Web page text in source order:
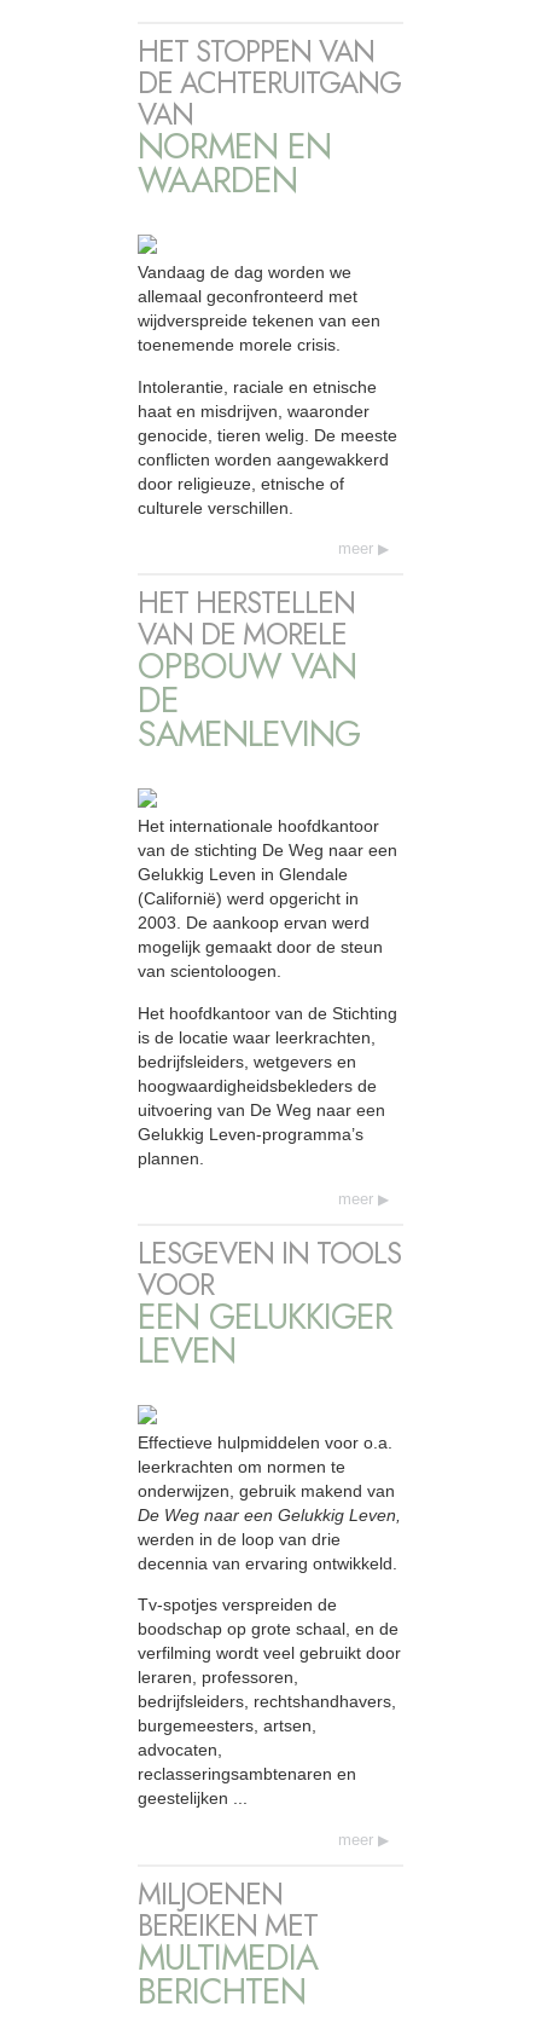
HET STOPPEN VAN
DE ACHTERUITGANG
VAN
NORMEN EN
WAARDEN
Vandaag de dag worden we
allemaal geconfronteerd met
wijdverspreide tekenen van een
toenemende morele crisis.
Intolerantie, raciale en etnische
haat en misdrijven, waaronder
genocide, tieren welig. De meeste
conflicten worden aangewakkerd
door religieuze, etnische of
culturele verschillen.
meer
HET HERSTELLEN
VAN DE MORELE
OPBOUW VAN
DE
SAMENLEVING
Het internationale hoofdkantoor
van de stichting De Weg naar een
Gelukkig Leven in Glendale
(Californië) werd opgericht in
2003. De aankoop ervan werd
mogelijk gemaakt door de steun
van scientoloogen.
Het hoofdkantoor van de Stichting
is de locatie waar leerkrachten,
bedrijfsleiders, wetgevers en
hoogwaardigheidsbekleders de
uitvoering van De Weg naar een
Gelukkig Leven-programma’s
plannen.
meer
LESGEVEN IN TOOLS
VOOR
EEN GELUKKIGER
LEVEN
Effectieve hulpmiddelen voor o.a.
leerkrachten om normen te
onderwijzen, gebruik makend van
De Weg naar een Gelukkig Leven,
werden in de loop van drie
decennia van ervaring ontwikkeld.
Tv-spotjes verspreiden de
boodschap op grote schaal, en de
verfilming wordt veel gebruikt door
leraren, professoren,
bedrijfsleiders, rechtshandhavers,
burgemeesters, artsen,
advocaten,
reclasseringsambtenaren en
geestelijken ...
meer
MILJOENEN
BEREIKEN MET
MULTIMEDIA
BERICHTEN